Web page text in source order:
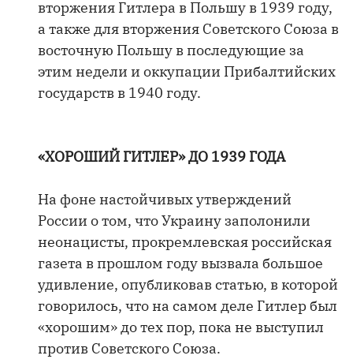
вторжения Гитлера в Польшу в 1939 году,
а также для вторжения Советского Союза в
восточную Польшу в последующие за
этим недели и оккупации Прибалтийских
государств в 1940 году.
«ХОРОШИЙ ГИТЛЕР» ДО 1939 ГОДА
На фоне настойчивых утверждений
России о том, что Украину заполонили
неонацисты, прокремлевская российская
газета в прошлом году вызвала большое
удивление, опубликовав статью, в которой
говорилось, что на самом деле Гитлер был
«хорошим» до тех пор, пока не выступил
против Советского Союза.